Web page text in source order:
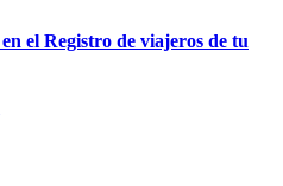
el Registro de viajeros de tu